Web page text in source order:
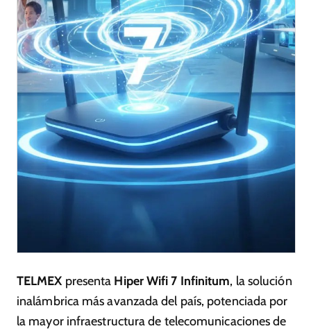
TELMEX presenta Hiper Wifi 7 Infinitum, la solución
inalámbrica más avanzada del país, potenciada por
la mayor infraestructura de telecomunicaciones de